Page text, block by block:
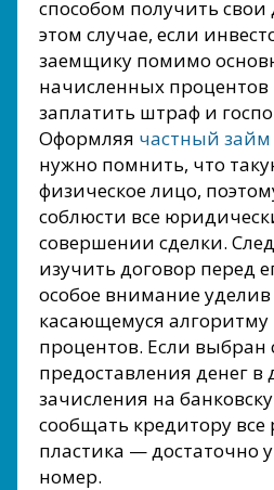
способом получить свои
этом случае, если
заемщику помимо
начисленных процентов
заплатить штраф и
Оформляя частный займ
нужно помнить, что
физическое лицо,
соблюсти все
совершении сделки.
изучить договор перед
особое внимание уделив
касающемуся
процентов. Если выбран
предоставления денег в
зачисления на
сообщать кредитору все
пластика — достаточно
номер.